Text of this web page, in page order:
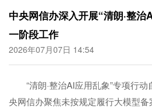
中央网信办深入开展“清朗·整
一阶段工作
2026年07月07日 14:54
“清朗·整治AI应用乱象”专项行
央网信办聚焦未按规定履行大模型